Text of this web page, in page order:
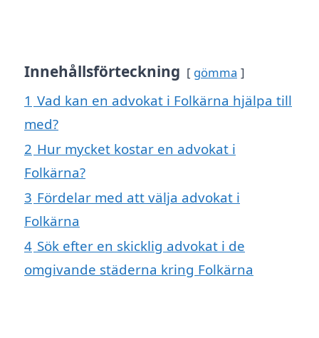
Innehållsförteckning gömma
1 Vad kan en advokat i Folkärna hjälpa till
med?
2 Hur mycket kostar en advokat i
Folkärna?
3 Fördelar med att välja advokat i
Folkärna
4 Sök efter en skicklig advokat i de
omgivande städerna kring Folkärna